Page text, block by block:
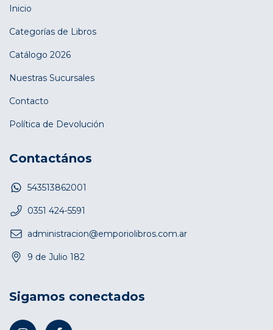
Inicio
Categorías de Libros
Catálogo 2026
Nuestras Sucursales
Contacto
Política de Devolución
Contactános
543513862001
0351 424-5591
administracion@emporiolibros.com.ar
9 de Julio 182
Sigamos conectados